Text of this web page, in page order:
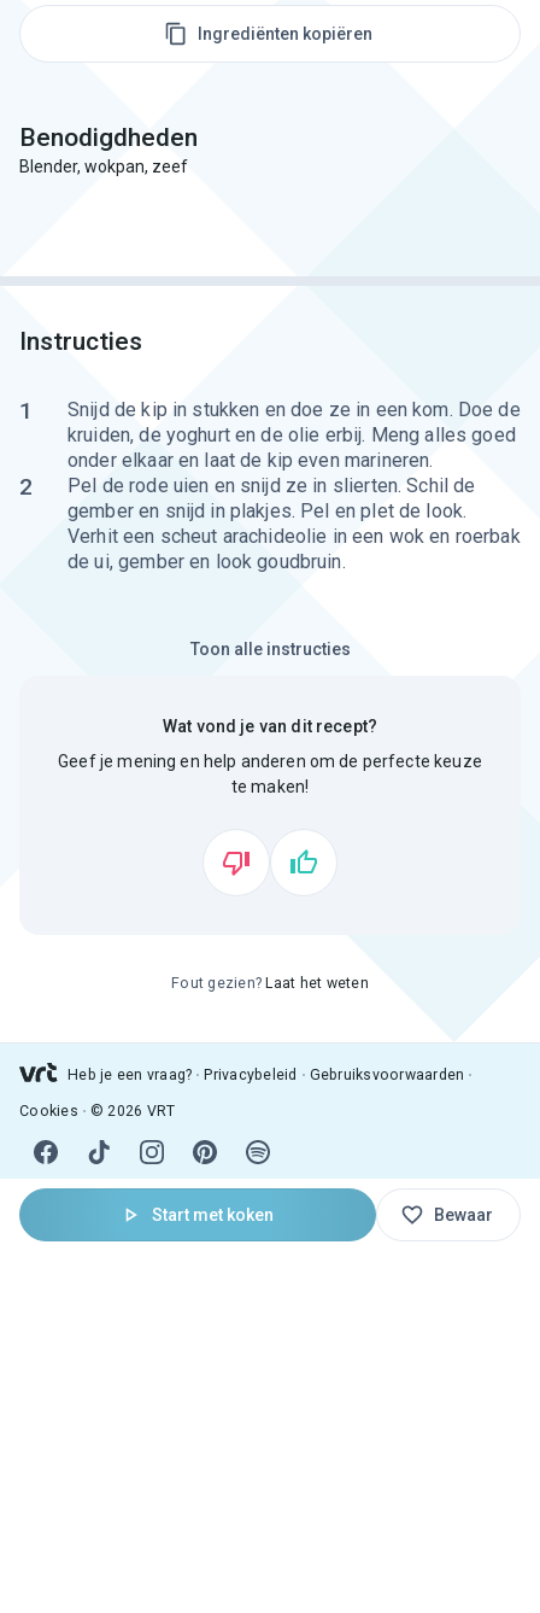
Start met koken Bewaar
Ingrediënten kopiëren
Benodigdheden
Blender, wokpan, zeef
Instructies
1
Snijd de kip in stukken en doe ze in een kom. Doe de
kruiden, de yoghurt en de olie erbij. Meng alles goed
onder elkaar en laat de kip even marineren.
2
Pel de rode uien en snijd ze in slierten. Schil de
gember en snijd in plakjes. Pel en plet de look.
Verhit een scheut arachideolie in een wok en roerbak
de ui, gember en look goudbruin.
Toon alle instructies
Wat vond je van dit recept?
Geef je mening en help anderen om de perfecte keuze
te maken!
Fout gezien? Laat het weten
Heb je een vraag? Privacybeleid Gebruiksvoorwaarden
Cookies © 2026 VRT